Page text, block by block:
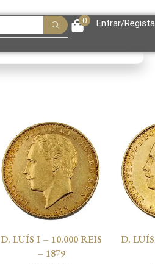
0 Entrar/
D. LUÍS I – 10.000 REIS
– 1879
D.